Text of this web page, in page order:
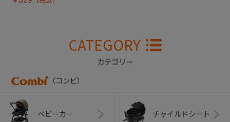
CATEGORY
カテゴリー
（コンビ）
ベビーカー チャイルドシート